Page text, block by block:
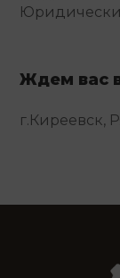
Ждем вас
г.Киреевск,